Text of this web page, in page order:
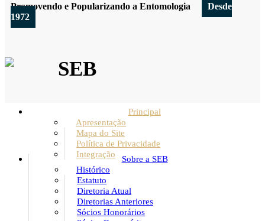
Promovendo e Popularizando a Entomologia
Desde
1972
SEB
Principal
Apresentação
Mapa do Site
Política de Privacidade
Integração
Sobre a SEB
Histórico
Estatuto
Diretoria Atual
Diretorias Anteriores
Sócios Honorários